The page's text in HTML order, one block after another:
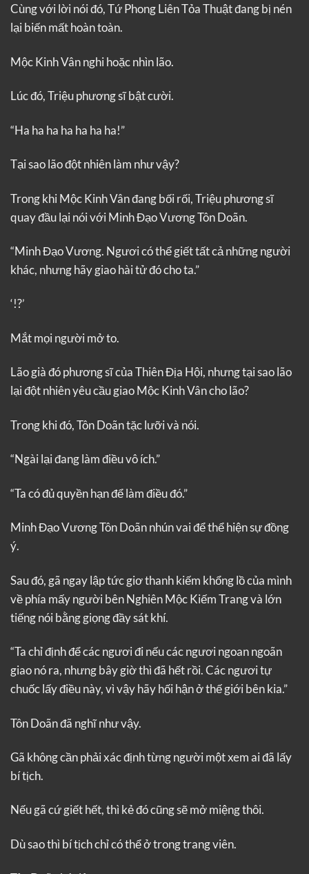
Cùng với lời nói đó, Tứ Phong Liên Tỏa Thuật đang bị nén
lại biến mất hoàn toàn.
Mộc Kinh Vân nghi hoặc nhìn lão.
Lúc đó, Triệu phương sĩ bật cười.
“Ha ha ha ha ha ha ha!”
Tại sao lão đột nhiên làm như vậy?
Trong khi Mộc Kinh Vân đang bối rối, Triệu phương sĩ
quay đầu lại nói với Minh Đạo Vương Tôn Doãn.
“Minh Đạo Vương. Ngươi có thể giết tất cả những người
khác, nhưng hãy giao hài tử đó cho ta.”
‘!?’
Mắt mọi người mở to.
Lão già đó phương sĩ của Thiên Địa Hội, nhưng tại sao lão
lại đột nhiên yêu cầu giao Mộc Kinh Vân cho lão?
Trong khi đó, Tôn Doãn tặc lưỡi và nói.
“Ngài lại đang làm điều vô ích.”
“Ta có đủ quyền hạn để làm điều đó.”
Minh Đạo Vương Tôn Doãn nhún vai để thể hiện sự đồng
ý.
Sau đó, gã ngay lập tức giơ thanh kiếm khổng lồ của mình
về phía mấy người bên Nghiên Mộc Kiếm Trang và lớn
tiếng nói bằng giọng đầy sát khí.
“Ta chỉ định để các ngươi đi nếu các ngươi ngoan ngoãn
giao nó ra, nhưng bây giờ thì đã hết rồi. Các ngươi tự
chuốc lấy điều này, vì vậy hãy hối hận ở thế giới bên kia.”
Tôn Doãn đã nghĩ như vậy.
Gã không cần phải xác định từng người một xem ai đã lấy
bí tịch.
Nếu gã cứ giết hết, thì kẻ đó cũng sẽ mở miệng thôi.
Dù sao thì bí tịch chỉ có thể ở trong trang viên.